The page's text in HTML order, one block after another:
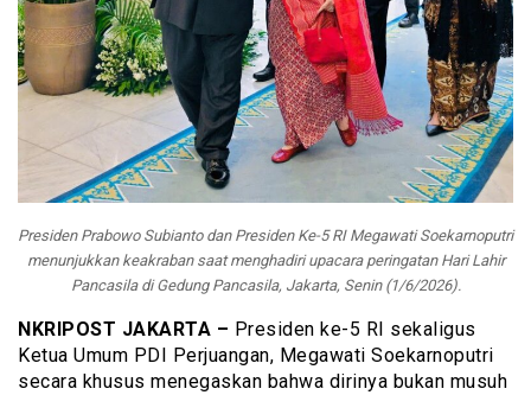
Presiden Prabowo Subianto dan Presiden Ke-5 RI Megawati Soekarnoputri
menunjukkan keakraban saat menghadiri upacara peringatan Hari Lahir
Pancasila di Gedung Pancasila, Jakarta, Senin (1/6/2026).
NKRIPOST JAKARTA – Presiden ke-5 RI sekaligus
Ketua Umum PDI Perjuangan, Megawati Soekarnoputri
secara khusus menegaskan bahwa dirinya bukan musuh